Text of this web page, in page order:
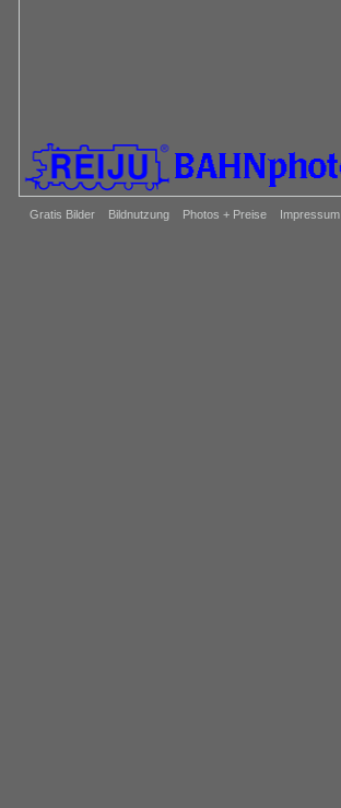
Gratis Bilder Bildnutzung Photos + Preise Impressum